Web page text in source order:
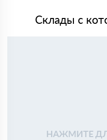
Склады с
НАЖМИТЕ